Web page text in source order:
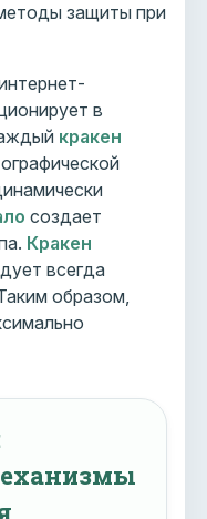
защиты при
в
кракен
создает
Кракен
всегда
образом,